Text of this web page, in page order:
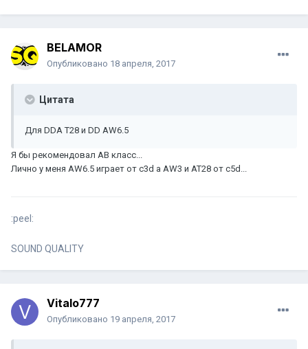
BELAMOR
Опубликовано 18 апреля, 2017
Цитата
Для DDA T28 и DD AW6.5
Я бы рекомендовал AB класс...
Лично у меня AW6.5 играет от c3d а AW3 и AT28 от c5d...
:peel:
SOUND QUALITY
Vitalo777
Опубликовано 19 апреля, 2017